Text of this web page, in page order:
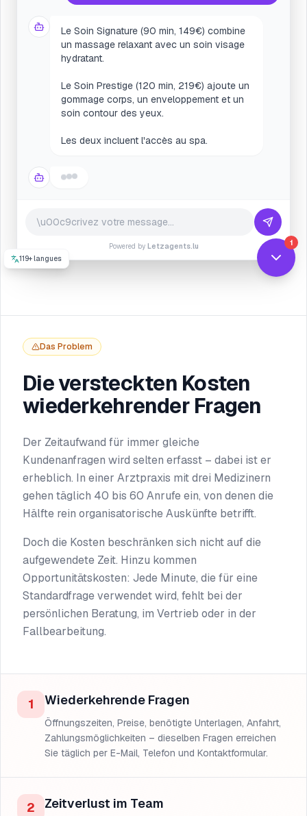
Je suis enceinte, puis-je faire un soin ?
Oui, nous proposons des soins adaptés
aux femmes enceintes à partir du 2ème
réserver ?
Powered by Letzagents.lu
119+ langues
1
1 Wiederkehrende Fragen
Öffnungszeiten, Preise, benötigte Unterlagen, Anfahrt,
Zahlungsmöglichkeiten – dieselben Fragen erreichen
Sie täglich per E-Mail, Telefon und Kontaktformular.
2 Zeitverlust im Team
Das Problem
Die versteckten Kosten
wiederkehrender Fragen
Der Zeitaufwand für immer gleiche
Kundenanfragen wird selten erfasst – dabei ist er
erheblich. In einer Arztpraxis mit drei Medizinern
gehen täglich 40 bis 60 Anrufe ein, von denen die
Hälfte rein organisatorische Auskünfte betrifft.
Doch die Kosten beschränken sich nicht auf die
aufgewendete Zeit. Hinzu kommen
Opportunitätskosten: Jede Minute, die für eine
Standardfrage verwendet wird, fehlt bei der
persönlichen Beratung, im Vertrieb oder in der
Fallbearbeitung.